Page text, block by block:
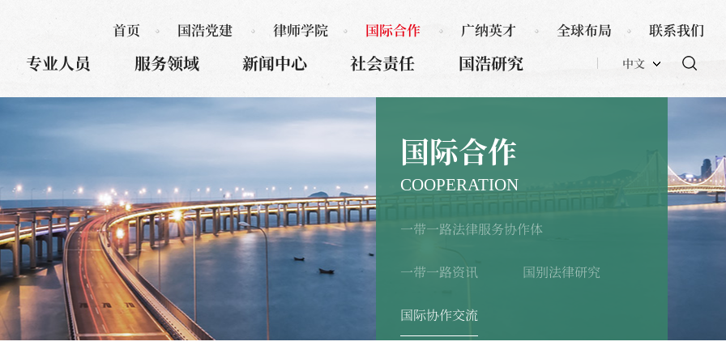
专业人员 服务领域 新闻中心 社会责任 国浩研究 中文
首页 国浩党建 律师学院 国际合作 广纳英才 全球布局 联系我们
国际合作
COOPERATION
一带一路法律服务协作体
一带一路资讯 国别法律研究
国际协作交流